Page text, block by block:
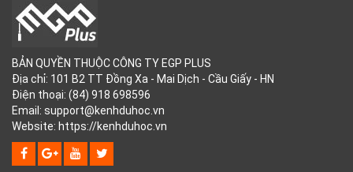
BẢN QUYỀN THUỘC CÔNG TY EGP PLUS
Địa chỉ: 101 B2 TT Đồng Xa - Mai Dịch - Cầu Giấy - HN
Điện thoại: (84) 918 698596
Email: support@kenhduhoc.vn
Website: https://kenhduhoc.vn